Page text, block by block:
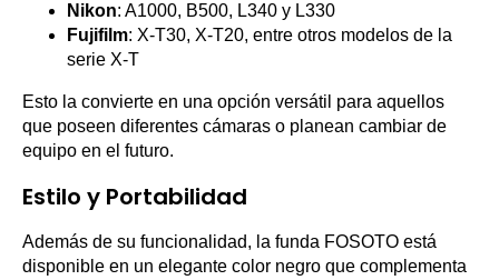
Nikon: A1000, B500, L340 y L330
Fujifilm: X-T30, X-T20, entre otros modelos de la
serie X-T
Esto la convierte en una opción versátil para aquellos
que poseen diferentes cámaras o planean cambiar de
equipo en el futuro.
Estilo y Portabilidad
Además de su funcionalidad, la funda FOSOTO está
disponible en un elegante color negro que complementa